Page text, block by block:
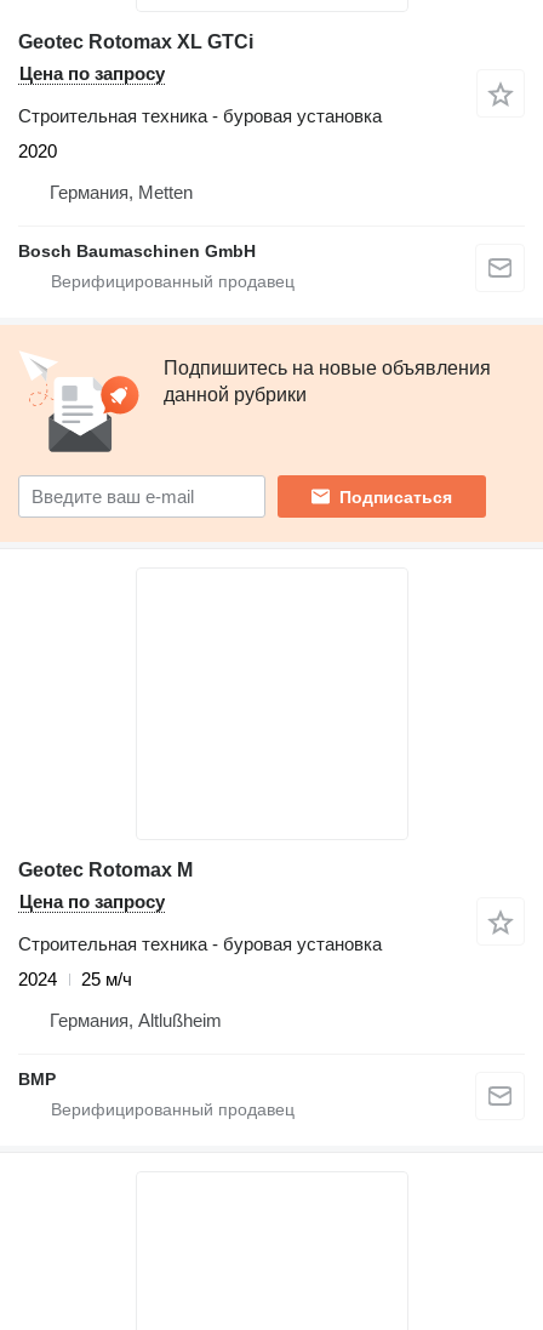
Geotec Rotomax XL GTCi
Цена по запросу
Строительная техника - буровая установка
2020
Германия, Metten
Bosch Baumaschinen GmbH
Подпишитесь на новые объявления
данной рубрики
Подписаться
Geotec Rotomax M
Цена по запросу
Строительная техника - буровая установка
2024
25 м/ч
Германия, Altlußheim
BMP